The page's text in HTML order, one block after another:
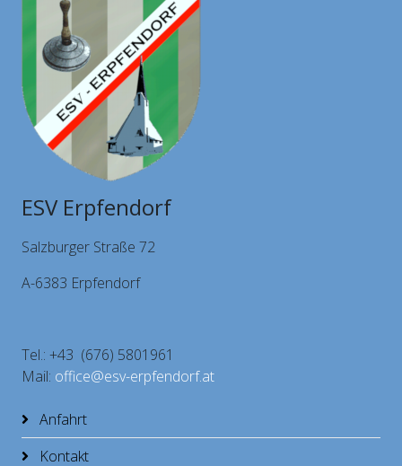
ESV Erpfendorf
Salzburger Straße 72
A-6383 Erpfendorf
Tel.: +43 (676) 5801961
Mail: office@esv-erpfendorf.at
Anfahrt
Kontakt